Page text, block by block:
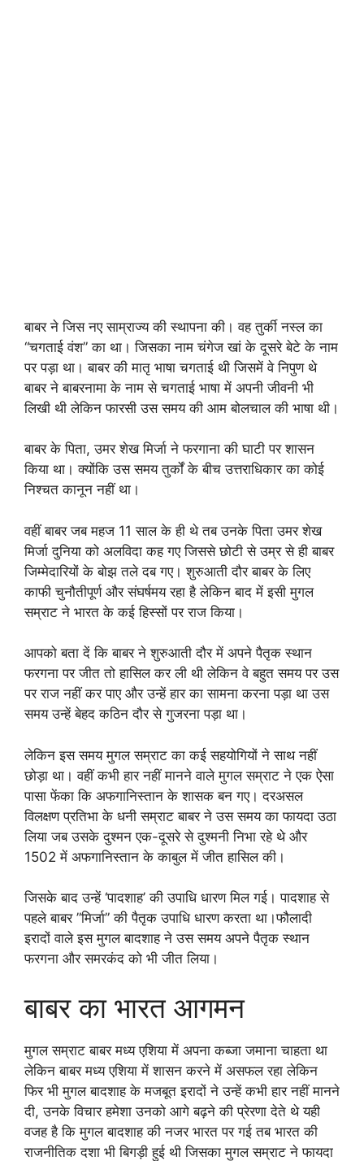
बाबर ने जिस नए साम्राज्य की स्थापना की। वह तुर्की नस्ल का
“चगताई वंश” का था। जिसका नाम चंगेज खां के दूसरे बेटे के नाम
पर पड़ा था। बाबर की मातृ भाषा चगताई थी जिसमें वे निपुण थे
बाबर ने बाबरनामा के नाम से चगताई भाषा में अपनी जीवनी भी
लिखी थी लेकिन फारसी उस समय की आम बोलचाल की भाषा थी।
बाबर के पिता, उमर शेख मिर्जा ने फरगाना की घाटी पर शासन
किया था। क्योंकि उस समय तुर्कों के बीच उत्तराधिकार का कोई
निश्चत कानून नहीं था।
वहीं बाबर जब महज 11 साल के ही थे तब उनके पिता उमर शेख
मिर्जा दुनिया को अलविदा कह गए जिससे छोटी से उम्र से ही बाबर
जिम्मेदारियों के बोझ तले दब गए। शुरुआती दौर बाबर के लिए
काफी चुनौतीपूर्ण और संघर्षमय रहा है लेकिन बाद में इसी मुगल
सम्राट ने भारत के कई हिस्सों पर राज किया।
आपको बता दें कि बाबर ने शुरुआती दौर में अपने पैतृक स्थान
फरगना पर जीत तो हासिल कर ली थी लेकिन वे बहुत समय पर उस
पर राज नहीं कर पाए और उन्हें हार का सामना करना पड़ा था उस
समय उन्हें बेहद कठिन दौर से गुजरना पड़ा था।
लेकिन इस समय मुगल सम्राट का कई सहयोगियों ने साथ नहीं
छोड़ा था। वहीं कभी हार नहीं मानने वाले मुगल सम्राट ने एक ऐसा
पासा फेंका कि अफगानिस्तान के शासक बन गए। दरअसल
विलक्षण प्रतिभा के धनी सम्राट बाबर ने उस समय का फायदा उठा
लिया जब उसके दुश्मन एक-दूसरे से दुश्मनी निभा रहे थे और
1502 में अफगानिस्तान के काबुल में जीत हासिल की।
जिसके बाद उन्हें ‘पादशाह’ की उपाधि धारण मिल गई। पादशाह से
पहले बाबर ”मिर्जा” की पैतृक उपाधि धारण करता था।फौलादी
इरादों वाले इस मुगल बादशाह ने उस समय अपने पैतृक स्थान
फरगना और समरकंद को भी जीत लिया।
बाबर का भारत आगमन
मुगल सम्राट बाबर मध्य एशिया में अपना कब्जा जमाना चाहता था
लेकिन बाबर मध्य एशिया में शासन करने में असफल रहा लेकिन
फिर भी मुगल बादशाह के मजबूत इरादों ने उन्हें कभी हार नहीं मानने
दी, उनके विचार हमेशा उनको आगे बढ़ने की प्रेरणा देते थे यही
वजह है कि मुगल बादशाह की नजर भारत पर गई तब भारत की
राजनीतिक दशा भी बिगड़ी हुई थी जिसका मुगल सम्राट ने फायदा